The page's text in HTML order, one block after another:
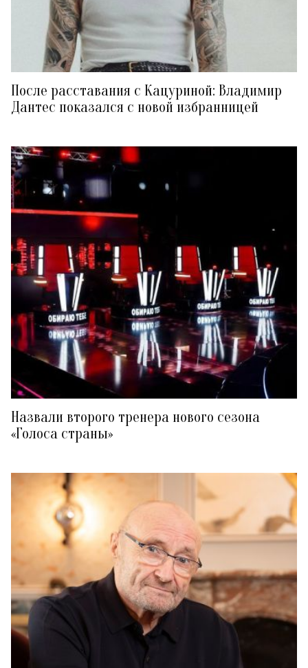
После расставания с Кацуриной: Владимир
Дантес показался с новой избранницей
Назвали второго тренера нового сезона
«Голоса страны»